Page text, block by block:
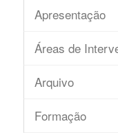
Apresentação
Áreas de
Arquivo
Formação